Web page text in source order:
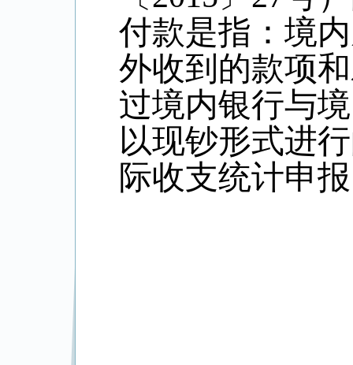
付款是指：境
外收到的款项
过境内银行与
以现钞形式进
际收支统计申